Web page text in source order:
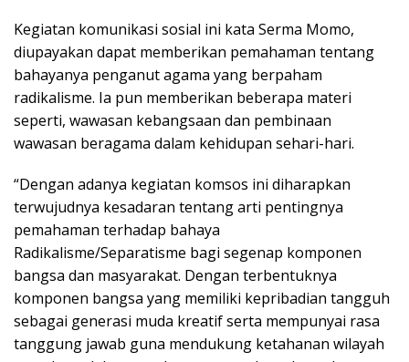
Kegiatan komunikasi sosial ini kata Serma Momo,
diupayakan dapat memberikan pemahaman tentang
bahayanya penganut agama yang berpaham
radikalisme. Ia pun memberikan beberapa materi
seperti, wawasan kebangsaan dan pembinaan
wawasan beragama dalam kehidupan sehari-hari.
“Dengan adanya kegiatan komsos ini diharapkan
terwujudnya kesadaran tentang arti pentingnya
pemahaman terhadap bahaya
Radikalisme/Separatisme bagi segenap komponen
bangsa dan masyarakat. Dengan terbentuknya
komponen bangsa yang memiliki kepribadian tangguh
sebagai generasi muda kreatif serta mempunyai rasa
tanggung jawab guna mendukung ketahanan wilayah